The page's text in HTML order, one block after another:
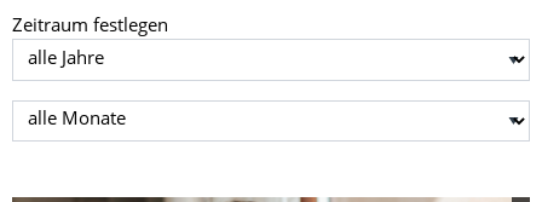
Zeitraum festlegen
Jahr auswählen
Monat auswählen